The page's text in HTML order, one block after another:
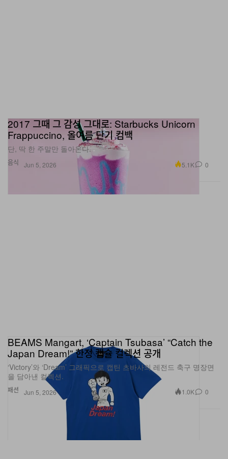
음식
2017 그때 그 감성 그대로: Starbucks Unicorn
Frappuccino, 올여름 단기 컴백
단, 딱 한 주말만 돌아온다.
Jun 5, 2026 5.1K 0
패션
BEAMS Mangart, ‘Captain Tsubasa’ “Catch the
Japan Dream!” 한정 캡슐 컬렉션 공개
‘Victory’와 ‘Dream’ 그래픽으로 캡틴 츠바사의 레전드 축구 명장면
을 담아낸 컬렉션.
Jun 5, 2026 1.0K 0